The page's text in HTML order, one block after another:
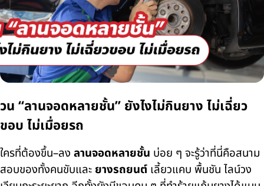
วน “ลานจอดหลายชั้น” ยังไงไม่กินยาง ไม่เฉี่ยว
ขอบ ไม่เมื่อยรถ
ใครที่ต้องขึ้น–ลง ลานจอดหลายชั้น บ่อย ๆ จะรู้ว่าที่นี่คือสนาม
สอบของทั้งคนขับและ ยางรถยนต์ เลี้ยวแคบ พื้นชัน ไลน์วง